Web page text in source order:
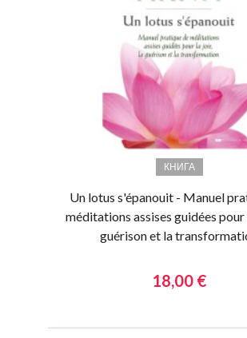
КНИГА
Un lotus s'épanouit - Manuel
méditations assises guidées pour
guérison et la
18,00 €